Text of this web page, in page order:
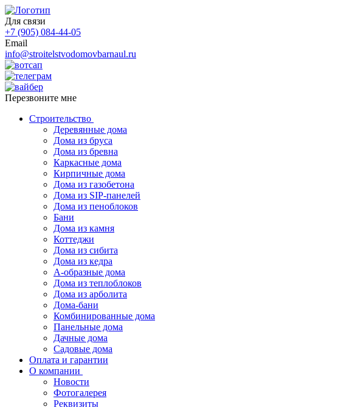
Для связи
+7 (905) 084-44-05
Email
info@stroitelstvodomovbarnaul.ru
Перезвоните мне
Строительство
Деревянные дома
Дома из бруса
Дома из бревна
Каркасные дома
Кирпичные дома
Дома из газобетона
Дома из SIP-панелей
Дома из пеноблоков
Бани
Дома из камня
Коттеджи
Дома из сибита
Дома из кедра
А-образные дома
Дома из теплоблоков
Дома из арболита
Дома-бани
Комбинированные дома
Панельные дома
Дачные дома
Садовые дома
Оплата и гарантии
О компании
Новости
Фотогалерея
Реквизиты